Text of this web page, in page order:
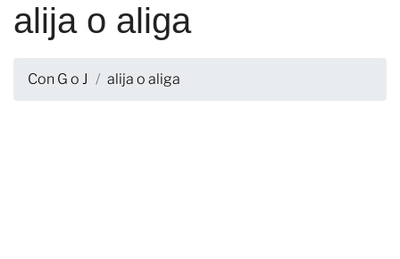
alija o aliga
Con G o J alija o aliga